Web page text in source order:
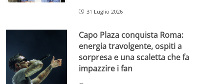
31 Luglio 2026
Capo Plaza conquista Roma:
energia travolgente, ospiti a
sorpresa e una scaletta che fa
impazzire i fan